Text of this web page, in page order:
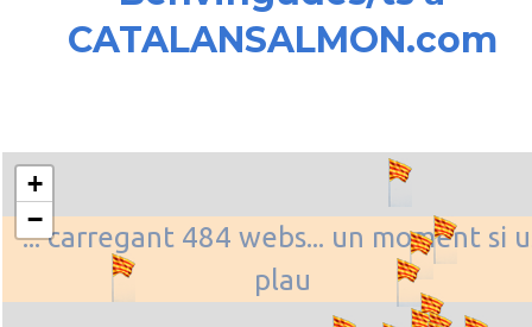
CATALANSALMON.com
... carregant 484 webs... un moment si
plau
+
−